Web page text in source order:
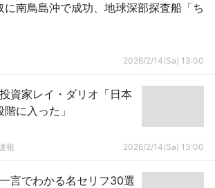
に南鳥島沖で成功、地球深部探査船「ち
2026/2/14(Sa) 13:00
資家レイ・ダリオ「日本
に入った」
報 2026/2/14(Sa) 13:00
言でわかる名セリフ30選